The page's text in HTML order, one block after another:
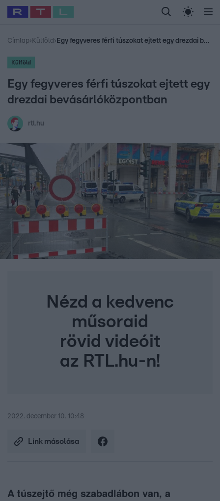
Legfrissebb RTL Híradó Randi Celeb vagyok,
Babits Marcella Most Wanted Gallusz
Címlap› Külföld › Egy fegyveres férfi túszokat ejtett egy drezdai bevásárlóközpontban
Külföld
Egy fegyveres férfi túszokat ejtett egy
drezdai bevásárlóközpontban
rtl.hu
Nézd a kedvenc
műsoraid
rövid videóit
az RTL.hu-n!
2022. december 10. 10:48
Link másolása
A túszejtő még szabadlábon van, a